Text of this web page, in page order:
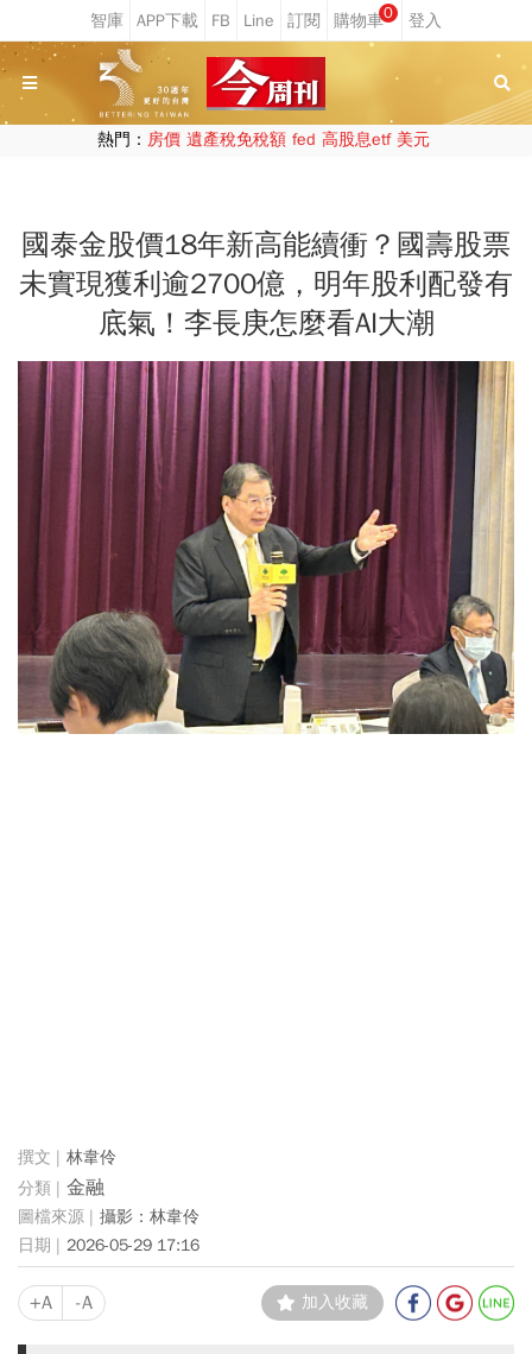
0
熱門： 房價 遺產稅免稅額 fed 高股息etf 美元
國泰金股價18年新高能續衝？國壽股票
未實現獲利逾2700億，明年股利配發有
底氣！李長庚怎麼看AI大潮
林韋伶
金融
攝影：林韋伶
2026-05-29 17:16
+A -A 加入收藏